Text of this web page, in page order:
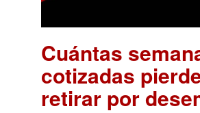
Cuántas
cotizadas
retirar por